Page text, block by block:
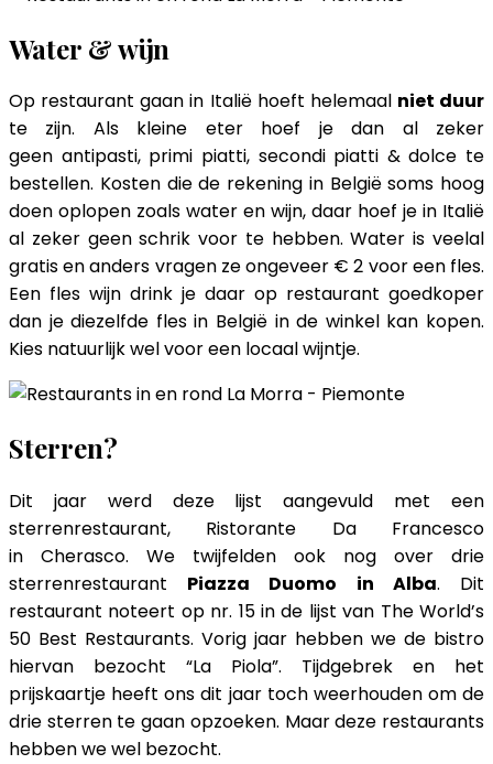
Water & wijn
Op restaurant gaan in Italië hoeft helemaal niet duur
te zijn. Als kleine eter hoef je dan al zeker
geen antipasti, primi piatti, secondi piatti & dolce te
bestellen. Kosten die de rekening in België soms hoog
doen oplopen zoals water en wijn, daar hoef je in Italië
al zeker geen schrik voor te hebben. Water is veelal
gratis en anders vragen ze ongeveer € 2 voor een fles.
Een fles wijn drink je daar op restaurant goedkoper
dan je diezelfde fles in België in de winkel kan kopen.
Kies natuurlijk wel voor een locaal wijntje.
Sterren?
Dit jaar werd deze lijst aangevuld met een
sterrenrestaurant, Ristorante Da Francesco
in Cherasco. We twijfelden ook nog over drie
sterrenrestaurant Piazza Duomo in Alba. Dit
restaurant noteert op nr. 15 in de lijst van The World’s
50 Best Restaurants. Vorig jaar hebben we de bistro
hiervan bezocht “La Piola”. Tijdgebrek en het
prijskaartje heeft ons dit jaar toch weerhouden om de
drie sterren te gaan opzoeken. Maar deze restaurants
hebben we wel bezocht.